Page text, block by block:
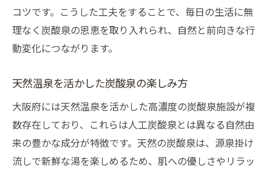
コツです。こうした工夫をすることで、毎日の生活に無
理なく炭酸泉の恩恵を取り入れられ、自然と前向きな行
動変化につながります。
天然温泉を活かした炭酸泉の楽しみ方
大阪府には天然温泉を活かした高濃度の炭酸泉施設が複
数存在しており、これらは人工炭酸泉とは異なる自然由
来の豊かな成分が特徴です。天然の炭酸泉は、源泉掛け
流しで新鮮な湯を楽しめるため、肌への優しさやリラッ